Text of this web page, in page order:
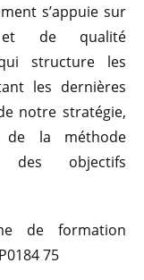
s’appuie sur
et de qualité
structure les
les dernières
notre stratégie,
la méthode
des objectifs
de formation
75